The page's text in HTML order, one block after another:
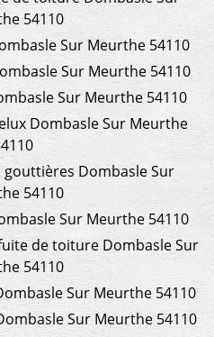
54110
Sur Meurthe 54110
Sur Meurthe 54110
Sur Meurthe 54110
Dombasle Sur Meurthe
Dombasle Sur
54110
Sur Meurthe 54110
de toiture Dombasle Sur
54110
Sur Meurthe 54110
Sur Meurthe 54110